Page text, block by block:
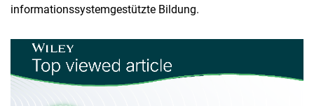
informationssystemgestützte Bildung.